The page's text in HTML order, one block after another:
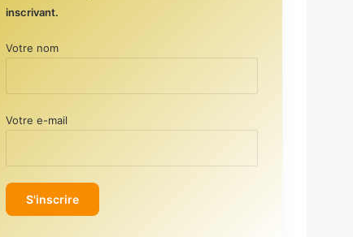
inscrivant.
Votre nom
Votre e-mail